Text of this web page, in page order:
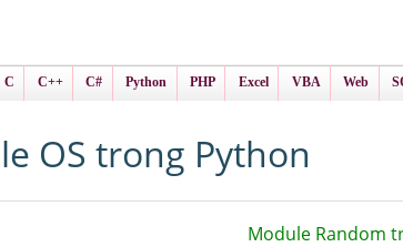
C C++ C# Python PHP Excel VBA Web
OS trong Python
Module Random